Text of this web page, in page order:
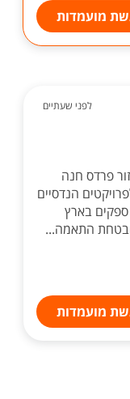
מועמדות
לפני שעתיים
פרדס חנה
הנדסיים
ספקים בארץ
התאמה...
מועמדות